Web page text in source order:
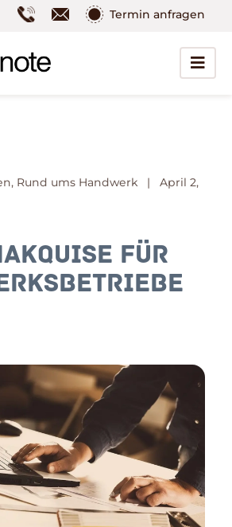
Termin anfragen
Rund ums Handwerk | April 2,
für